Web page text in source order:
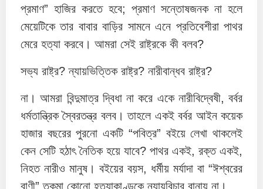
প্রমাণ” হাজির করতে হবে; প্রমাণ সন্তোষজনক না হলে
মেয়েটিকে তার বাবার বাড়ির সামনে এনে প্রতিবেশীরা পাথর
মেরে হত্যা করবে। আমরা সেই রাষ্ট্রকে কী বলব?
সভ্য রাষ্ট্র? ন্যায়ভিত্তিক রাষ্ট্র? নারীবান্ধব রাষ্ট্র?
না। আমরা বিন্দুমাত্র দ্বিধা না করে একে নারীবিদ্বেষী, বর্বর
ধর্মতান্ত্রিক স্বৈরতন্ত্র বলব। তাহলে একই বর্বর আইন কয়েক
হাজার বছরের পুরনো একটি “পবিত্র” বইয়ে লেখা থাকলেই
কেন সেটি হঠাৎ নৈতিক হয়ে যাবে? পাথর একই, রক্ত একই,
নিহত নারীও মানুষ। বইয়ের বয়স, ধর্মীয় মর্যাদা বা “ঈশ্বরের
বাণী” তকমা কোনো হত্যাকাণ্ডকে ন্যায়বিচার বানায় না।